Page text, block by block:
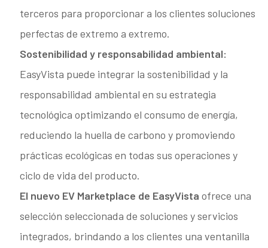
terceros para proporcionar a los clientes soluciones
perfectas de extremo a extremo.
Sostenibilidad y responsabilidad ambiental:
EasyVista puede integrar la sostenibilidad y la
responsabilidad ambiental en su estrategia
tecnológica optimizando el consumo de energía,
reduciendo la huella de carbono y promoviendo
prácticas ecológicas en todas sus operaciones y
ciclo de vida del producto.
El nuevo EV Marketplace de EasyVista ofrece una
selección seleccionada de soluciones y servicios
integrados, brindando a los clientes una ventanilla